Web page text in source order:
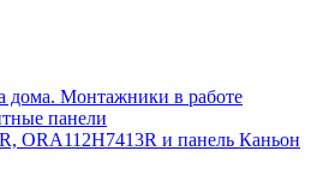
дома. Монтажники в работе
панели
ORA112H7413R и панель Каньон